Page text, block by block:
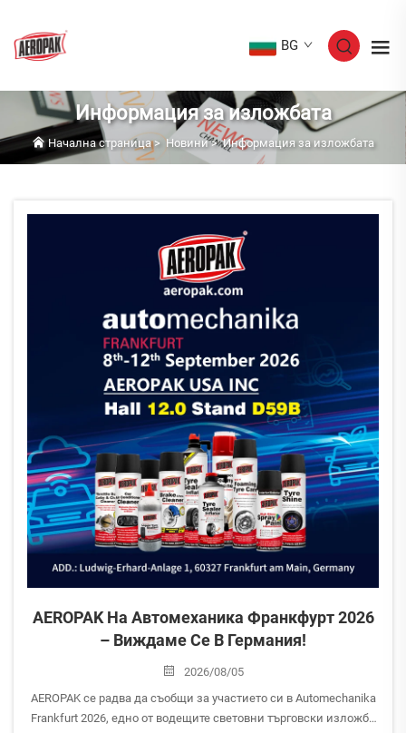
BG
Информация за изложбата
Начална страница>Новини>Информация за изложбата
AEROPAK На Автомеханика Франкфурт 2026
– Виждаме Се В Германия!
2026/08/05
AEROPAK се радва да съобщи за участието си в Automechanika
Frankfurt 2026, едно от водещите световни търговски изложби